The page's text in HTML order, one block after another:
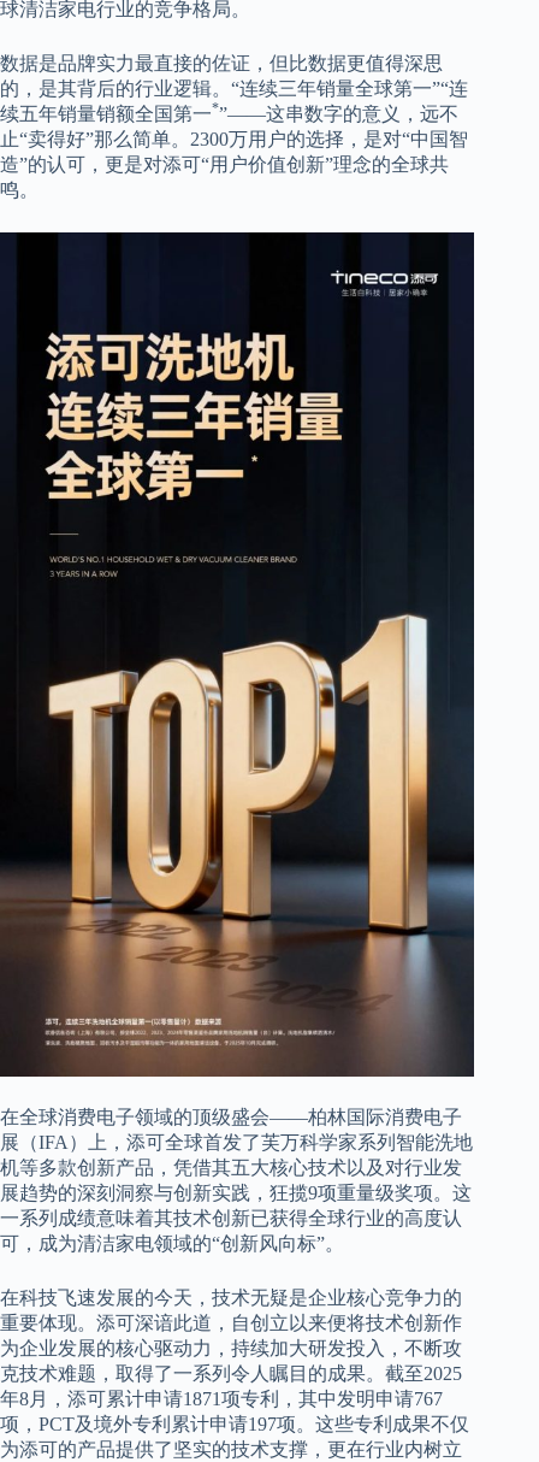
球清洁家电行业的竞争格局。
数据是品牌实力最直接的佐证，但比数据更值得深思
的，是其背后的行业逻辑。“连续三年销量全球第一”“连
续五年销量销额全国第一*”——这串数字的意义，远不
止“卖得好”那么简单。2300万用户的选择，是对“中国智
造”的认可，更是对添可“用户价值创新”理念的全球共
鸣。
在全球消费电子领域的顶级盛会——柏林国际消费电子
展（IFA）上，添可全球首发了芙万科学家系列智能洗地
机等多款创新产品，凭借其五大核心技术以及对行业发
展趋势的深刻洞察与创新实践，狂揽9项重量级奖项。这
一系列成绩意味着其技术创新已获得全球行业的高度认
可，成为清洁家电领域的“创新风向标”。
在科技飞速发展的今天，技术无疑是企业核心竞争力的
重要体现。添可深谙此道，自创立以来便将技术创新作
为企业发展的核心驱动力，持续加大研发投入，不断攻
克技术难题，取得了一系列令人瞩目的成果。截至2025
年8月，添可累计申请1871项专利，其中发明申请767
项，PCT及境外专利累计申请197项。这些专利成果不仅
为添可的产品提供了坚实的技术支撑，更在行业内树立